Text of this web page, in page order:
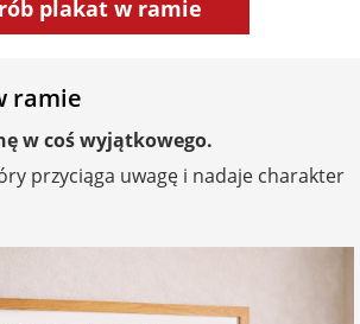
plakat w ramie
ramie
w coś wyjątkowego.
przyciąga uwagę i nadaje charakter